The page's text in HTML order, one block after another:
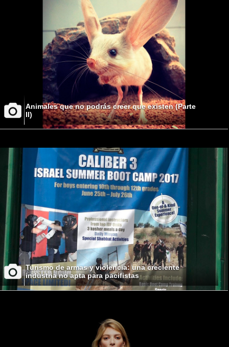
Animales que no podrás creer que existen (Parte
II)
Turismo de armas y violencia: una creciente
industria no apta para pacifistas